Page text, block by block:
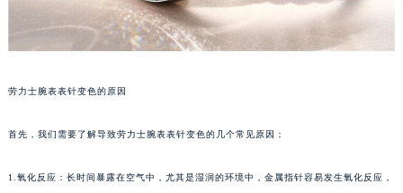
劳力士腕表表针变色的原因
首先，我们需要了解导致劳力士腕表表针变色的几个常见原因：
1.氧化反应：长时间暴露在空气中，尤其是湿润的环境中，金属指针容易发生氧化反应，